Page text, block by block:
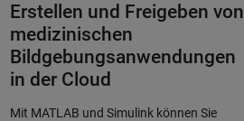
Erstellen und Freigeben von
medizinischen
Bildgebungsanwendungen
in der Cloud
Mit MATLAB und Simulink können Sie